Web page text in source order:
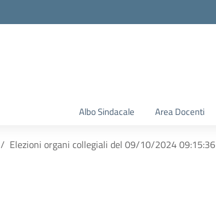
Albo Sindacale Area Docenti
Elezioni organi collegiali del 09/10/2024 09:15:36